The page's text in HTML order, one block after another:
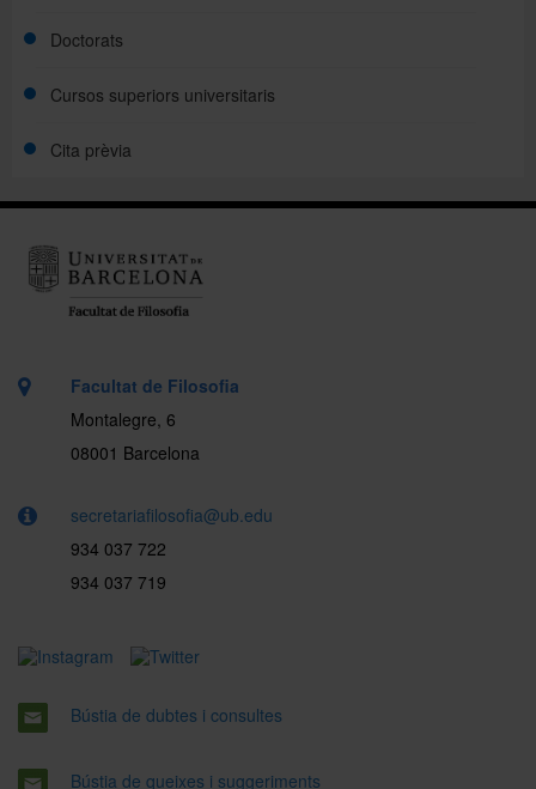
Doctorats
Cursos superiors universitaris
Cita prèvia
Facultat de Filosofia
Montalegre, 6
08001 Barcelona
secretariafilosofia@ub.edu
934 037 722
934 037 719
Bústia de dubtes i consultes
Bústia de queixes i suggeriments